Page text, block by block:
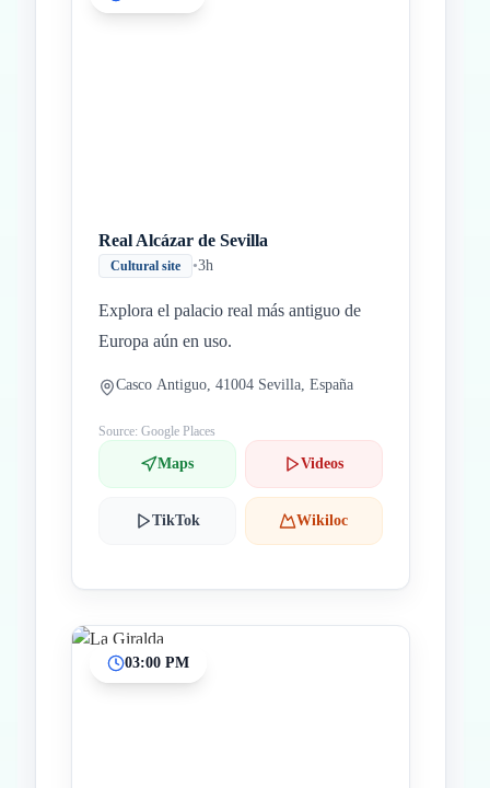
Real Alcázar de Sevilla
Cultural site •3h
Explora el palacio real más antiguo de
Europa aún en uso.
Casco Antiguo, 41004 Sevilla, España
Source: Google Places
Maps Videos
TikTok Wikiloc
03:00 PM